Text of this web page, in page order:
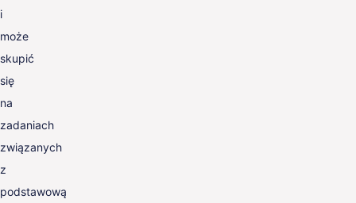
i
może
skupić
się
na
zadaniach
związanych
z
podstawową